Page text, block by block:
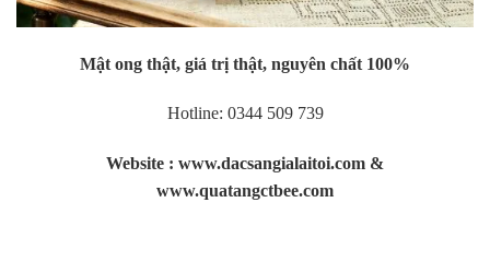
Mật ong thật, giá trị thật, nguyên chất 100%
Hotline: 0344 509 739
Website : www.dacsangialaitoi.com &
www.quatangctbee.com